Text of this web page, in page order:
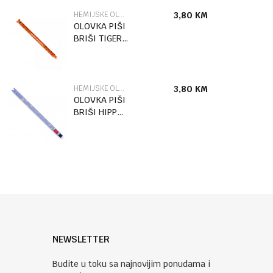
HEMIJSKE OLOVKE
OLOVKA PIŠI
BRIŠI TIGER
3,80 KM
HEMIJSKE OLOVKE
OLOVKA PIŠI
BRIŠI HIPPO
3,80 KM
NEWSLETTER
Budite u toku sa najnovijim ponudama i